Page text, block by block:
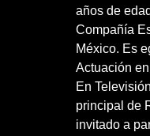
años de
Compañía
México. Es
Actuación
En
principal de
invitado a